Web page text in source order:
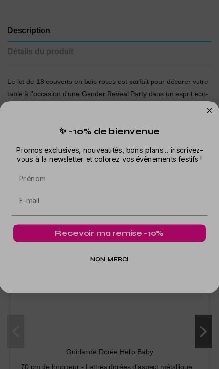
Description
Détails du produit
Le lot de 18 couverts en bois roses est parfait pour décorer votre
table à l'occasion d'une Gender Reveal Party dans un esprit eco-
Guirlande Dorée Hello Baby
70 cm de longueur - Lettres dorées d'aspect métallique.
✨ -10% de bienvenue
Promos exclusives, nouveautés, bons plans... inscrivez-
vous à la newsletter et colorez vos évènements festifs !
Recevoir ma remise -10%
NON, MERCI